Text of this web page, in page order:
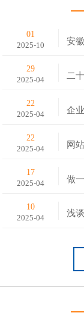
01
2025-10
29
2025-04
22
2025-04
22
2025-04
17
2025-04
10
2025-04